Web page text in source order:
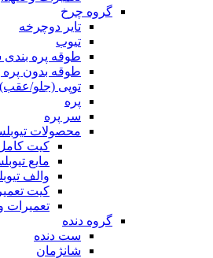
گروه چرخ
تایر دوچرخه
تیوب
طوقه پره
طوقه بدون پره
توپی (جلو/عقب)
پره
سر پره
محصولات
کیت
مایع
والف
کیت تعمیر
تعمیرات
گروه دنده
ست دنده
شانژمان